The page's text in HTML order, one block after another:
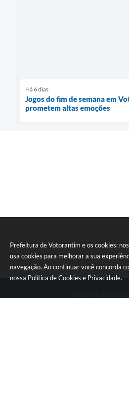
Prefeitura de Votorantim e os cookies:
usa cookies para melhorar a sua
navegação. Ao continuar você concorda
nossa Política de Cookies e Privacidade.
Há 6 dias
Jogos do fim de semana em
prometem altas emoções